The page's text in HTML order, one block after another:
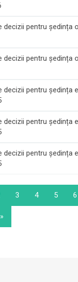
decizii pentru ședința
decizii pentru ședința
decizii pentru ședința
decizii pentru ședința
decizii pentru ședința
3 4 5 6
»